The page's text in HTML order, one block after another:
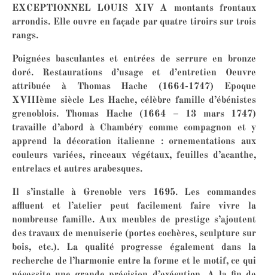
EXCEPTIONNEL LOUIS XIV A montants frontaux
arrondis. Elle ouvre en façade par quatre tiroirs sur trois
rangs.
Poignées basculantes et entrées de serrure en bronze
doré. Restaurations d’usage et d’entretien Oeuvre
attribuée à Thomas Hache (1664-1747) Epoque
XVIIIème siècle Les Hache, célèbre famille d’ébénistes
grenoblois. Thomas Hache (1664 – 13 mars 1747)
travaille d’abord à Chambéry comme compagnon et y
apprend la décoration italienne : ornementations aux
couleurs variées, rinceaux végétaux, feuilles d’acanthe,
entrelacs et autres arabesques.
Il s’installe à Grenoble vers 1695. Les commandes
affluent et l’atelier peut facilement faire vivre la
nombreuse famille. Aux meubles de prestige s’ajoutent
des travaux de menuiserie (portes cochères, sculpture sur
bois, etc.). La qualité progresse également dans la
recherche de l’harmonie entre la forme et le motif, ce qui